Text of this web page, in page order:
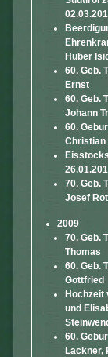
Huber
60. Geb.
Ernst
60. Geb.
Johann
60.
Christian
70. Geb.
Josef
2009
70. Geb.
Thomas
60. Geb.
Gottfried
Hochzeit
und
60.
Lackner,